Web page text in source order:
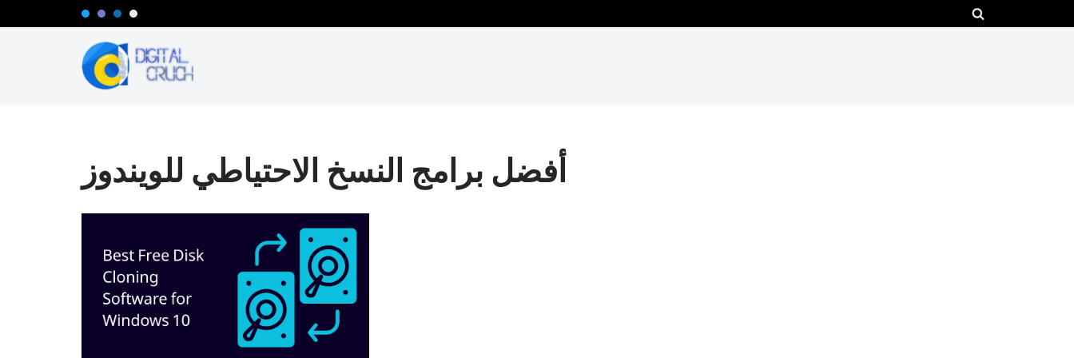
أفضل برامج النسخ الاحتياطي للويندوز